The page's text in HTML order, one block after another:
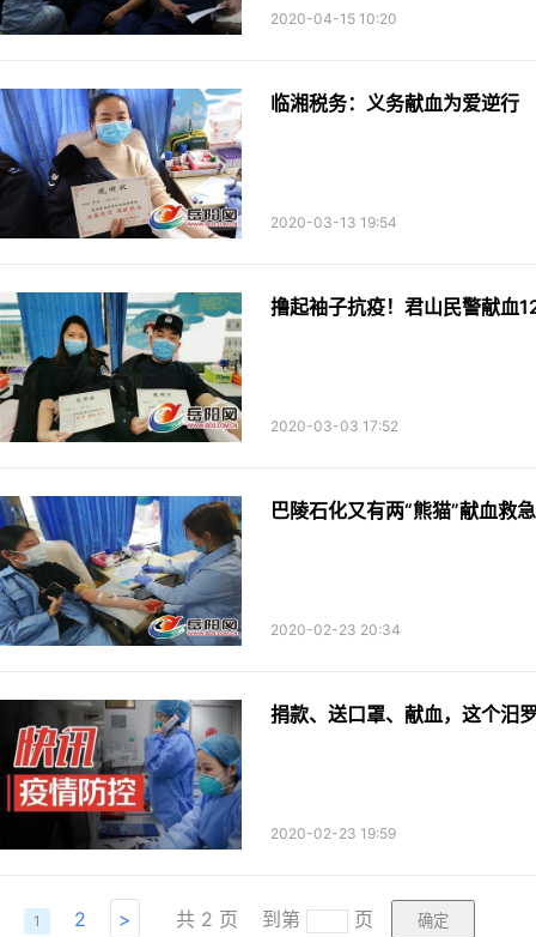
2020-04-15 10:20
临湘税务：义务献血为爱逆行
2020-03-13 19:54
撸起袖子抗疫！君山民警献血
2020-03-03 17:52
巴陵石化又有两“熊猫”献血救急
2020-02-23 20:34
捐款、送口罩、献血，这个汨
2020-02-23 19:59
1 2 > 共 2 页 到第 页